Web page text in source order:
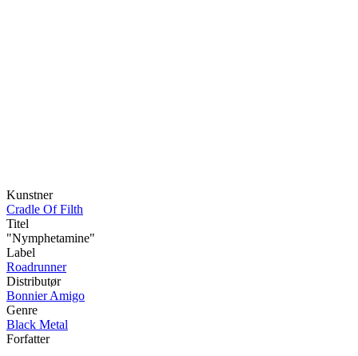
Kunstner
Cradle Of Filth
Titel
"Nymphetamine"
Label
Roadrunner
Distributør
Bonnier Amigo
Genre
Black Metal
Forfatter